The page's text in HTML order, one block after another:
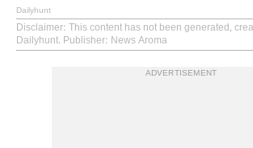
Dailyhunt
Disclaimer: This content has not been generated,
Dailyhunt. Publisher: News Aroma
ADVERTISEMENT